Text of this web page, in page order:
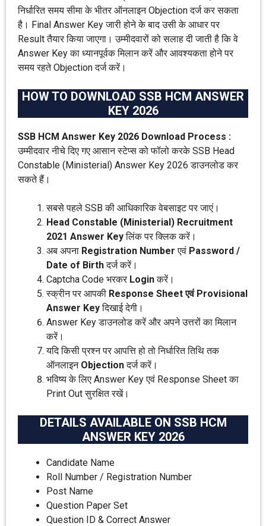
निर्धारित समय सीमा के भीतर ऑनलाइन Objection दर्ज कर सकता
है। Final Answer Key जारी होने के बाद उसी के आधार पर
Result तैयार किया जाएगा। उम्मीदवारों को सलाह दी जाती है कि वे
Answer Key का ध्यानपूर्वक मिलान करें और आवश्यकता होने पर
समय रहते Objection दर्ज करें।
HOW TO DOWNLOAD SSB HCM ANSWER
KEY 2026
SSB HCM Answer Key 2026 Download Process :
उम्मीदवार नीचे दिए गए आसान स्टेप्स को फॉलो करके SSB Head
Constable (Ministerial) Answer Key 2026 डाउनलोड कर
सकते हैं।
सबसे पहले SSB की आधिकारिक वेबसाइट पर जाएं।
Head Constable (Ministerial) Recruitment
2021 Answer Keyलिंक पर क्लिक करें।
अब अपना Registration Number एवं Password /
Date of Birthदर्ज करें।
Captcha Code भरकर Loginकरें।
स्क्रीन पर आपकी Response Sheet एवं Provisional
Answer Keyदिखाई देगी।
Answer Key डाउनलोड करें और अपने उत्तरों का मिलान
करें।
यदि किसी प्रश्न पर आपत्ति हो तो निर्धारित तिथि तक
ऑनलाइन Objectionदर्ज करें।
भविष्य के लिए Answer Key एवं Response Sheet का
Print Out सुरक्षित रखें।
DETAILS AVAILABLE ON SSB HCM
ANSWER KEY 2026
Candidate Name
Roll Number / Registration Number
Post Name
Question Paper Set
Question ID & Correct Answer